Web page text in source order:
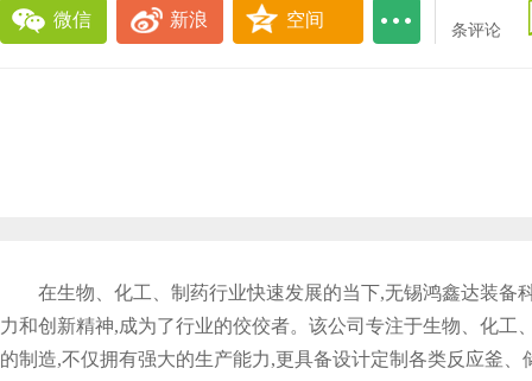
微信 新浪 空间
条评论
在生物、化工、制药行业快速发展的当下,无锡鸿鑫达装备
力和创新精神,成为了行业的佼佼者。该公司专注于生物、化工
的制造,不仅拥有强大的生产能力,更具备设计定制各类反应釜